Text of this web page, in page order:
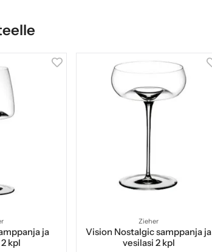
ja
kpl
Zieher
Vision Nostalgic samppanja ja
vesilasi 2 kpl